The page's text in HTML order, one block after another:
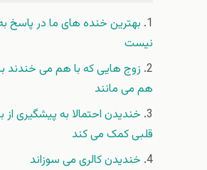
بهترین خنده های ما در پاسخ
نیست
زوج هایی که با هم می خندند
هم می مانند
خندیدن احتمالا به پیشگیری از
قلبی کمک می کند
خندیدن کالری می سوزاند